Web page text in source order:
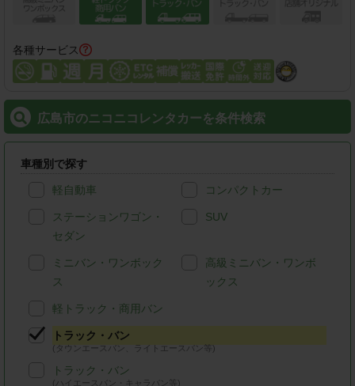
各種サービス
広島市のニコニコレンタカーを条件検索
車種別で探す
軽自動車 コンパクトカー
ステーションワゴン・
セダン
SUV
ミニバン・ワンボック
ス
高級ミニバン・ワンボ
ックス
軽トラック・商用バン
トラック・バン
(タウンエースバン、ライトエースバン等)
トラック・バン
(ハイエースバン・キャラバン等)